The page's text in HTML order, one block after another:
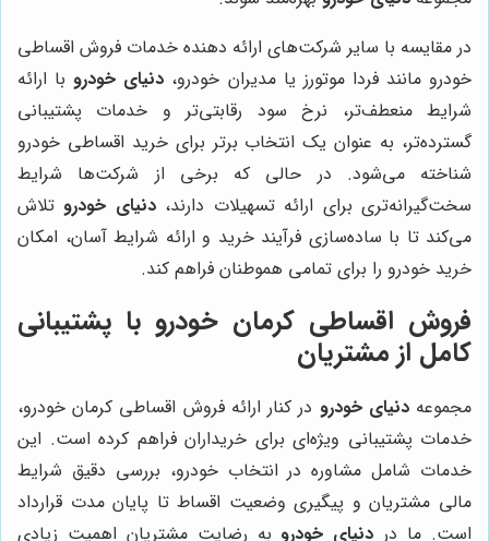
در مقایسه با سایر شرکت‌های ارائه دهنده خدمات فروش اقساطی
خودرو مانند فردا موتورز یا مدیران خودرو، دنیای خودرو با ارائه
شرایط منعطف‌تر، نرخ سود رقابتی‌تر و خدمات پشتیبانی
گسترده‌تر، به عنوان یک انتخاب برتر برای خرید اقساطی خودرو
شناخته می‌شود. در حالی که برخی از شرکت‌ها شرایط
سخت‌گیرانه‌تری برای ارائه تسهیلات دارند،دنیای خودرو تلاش
می‌کند تا با ساده‌سازی فرآیند خرید و ارائه شرایط آسان، امکان
خرید خودرو را برای تمامی هموطنان فراهم کند.
فروش اقساطی کرمان خودرو با پشتیبانی
کامل از مشتریان
مجموعهدنیای خودرو در کنار ارائه فروش اقساطی کرمان خودرو،
خدمات پشتیبانی ویژه‌ای برای خریداران فراهم کرده است. این
خدمات شامل مشاوره در انتخاب خودرو، بررسی دقیق شرایط
مالی مشتریان و پیگیری وضعیت اقساط تا پایان مدت قرارداد
است. ما در دنیای خودرو به رضایت مشتریان اهمیت زیادی